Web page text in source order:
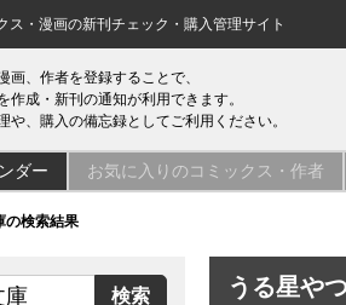
ス・漫画の新刊チェック・購入管理サイト
画、作者を登録することで、
作成・新刊の通知が利用できます。
や、購入の備忘録としてご利用ください。
ダー お気に入りのコミックス・作者
の検索結果
うる星や